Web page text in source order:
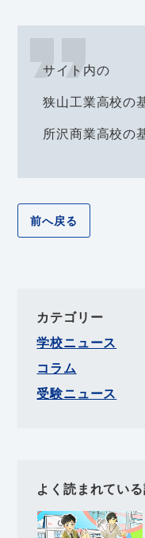
サイト内の
狭山工業高校の
所沢商業高校の
前へ戻る
カテゴリー
学校ニュース
コラム
受験ニュース
よく読まれてい